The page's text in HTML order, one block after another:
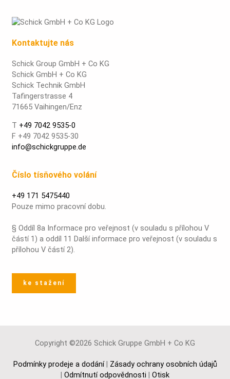
Kontaktujte nás
Schick Group GmbH + Co KG
Schick GmbH + Co KG
Schick Technik GmbH
Tafingerstrasse 4
71665 Vaihingen/Enz
T +49 7042 9535-0
F +49 7042 9535-30
info@schickgruppe.de
Číslo tísňového volání
+49 171 5475440
Pouze mimo pracovní dobu.
§ Oddíl 8a Informace pro veřejnost (v souladu s přílohou V
částí 1) a oddíl 11 Další informace pro veřejnost (v souladu s
přílohou V částí 2).
ke stažení
Copyright ©2026 Schick Gruppe GmbH + Co KG
Podmínky prodeje a dodání| Zásady ochrany osobních údajů
| Odmítnutí odpovědnosti | Otisk